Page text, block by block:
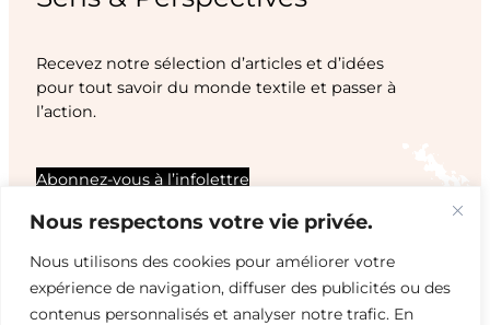
Nous respectons votre vie privée.
Nous utilisons des cookies pour améliorer votre
expérience de navigation, diffuser des publicités ou des
contenus personnalisés et analyser notre trafic. En
Recevez notre sélection d’articles et d’idées
pour tout savoir du monde textile et passer à
l’action.
Abonnez-vous à l’infolettre